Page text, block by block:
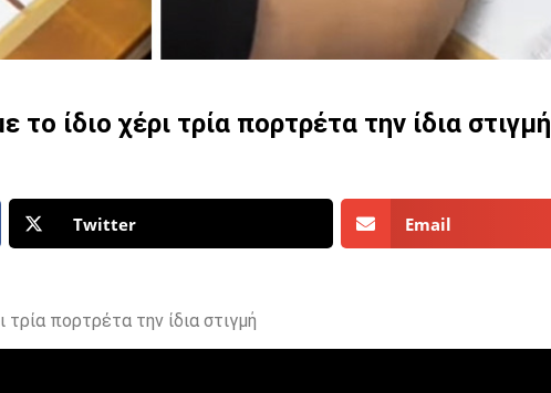
το ίδιο χέρι τρία πορτρέτα την ίδια στιγμή
Twitter Email
πορτρέτα την ίδια στιγμή